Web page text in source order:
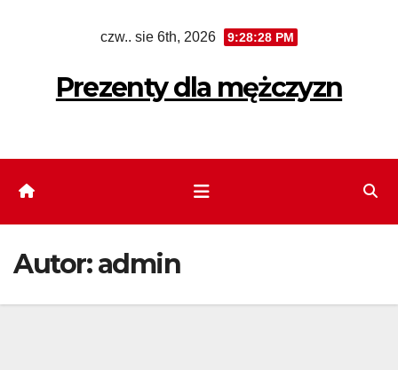
czw.. sie 6th, 2026 9:28:29 PM
Prezenty dla mężczyzn
Autor:admin